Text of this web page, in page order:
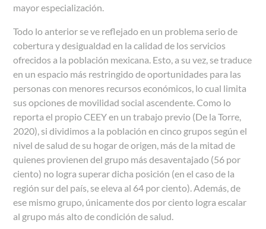
mayor especialización.
Todo lo anterior se ve reflejado en un problema serio de
cobertura y desigualdad en la calidad de los servicios
ofrecidos a la población mexicana. Esto, a su vez, se traduce
en un espacio más restringido de oportunidades para las
personas con menores recursos económicos, lo cual limita
sus opciones de movilidad social ascendente. Como lo
reporta el propio CEEY en un trabajo previo (De la Torre,
2020), si dividimos a la población en cinco grupos según el
nivel de salud de su hogar de origen, más de la mitad de
quienes provienen del grupo más desaventajado (56 por
ciento) no logra superar dicha posición (en el caso de la
región sur del país, se eleva al 64 por ciento). Además, de
ese mismo grupo, únicamente dos por ciento logra escalar
al grupo más alto de condición de salud.